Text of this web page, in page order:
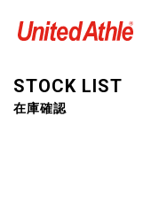
STOCK LIST
在庫確認